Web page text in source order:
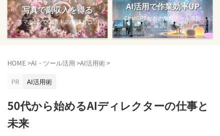
写真で副収入を得る
スマホ1つでOK！私の実績とコツ
AI活用で作業効率UP
ChatGPTなどの無料ツール活用
法
HOME >AI・ツール活用 >AI活用術>
PR
AI活用術
50代から始めるAIディレクターの仕事と
未来